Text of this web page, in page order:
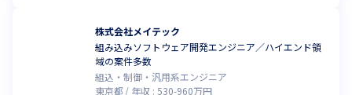
株式会社メイテック
組み込みソフトウェア開発エンジニア／ハイエンド領
域の案件多数
組込・制御・汎用系エンジニア
東京都
年収 : 530-960万円